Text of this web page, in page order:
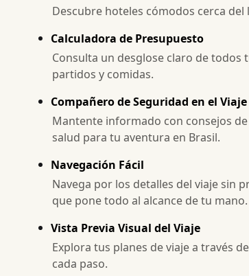
Descubre hoteles cómodos cerca
Calculadora de Presupuesto
Consulta un desglose claro de todos
partidos y comidas.
Compañero de Seguridad en el Viaje
Mantente informado con consejos
salud para tu aventura en Brasil.
Navegación Fácil
Navega por los detalles del viaje sin
que pone todo al alcance de tu mano.
Vista Previa Visual del Viaje
Explora tus planes de viaje a través
cada paso.